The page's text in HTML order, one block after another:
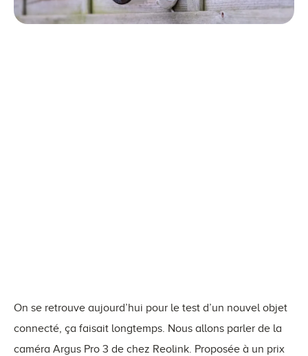
On se retrouve aujourd’hui pour le test d’un nouvel objet
connecté, ça faisait longtemps. Nous allons parler de la
caméra Argus Pro 3 de chez Reolink. Proposée à un prix